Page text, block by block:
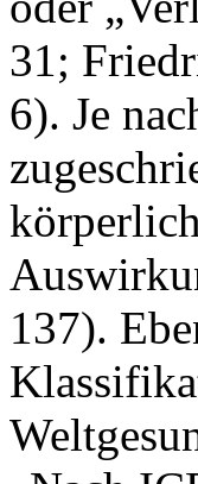
31;
6). Je
137).